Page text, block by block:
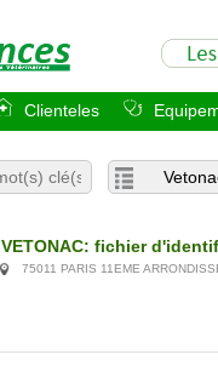
Clienteles
VETONAC: fichier
75011 PARIS 11EME